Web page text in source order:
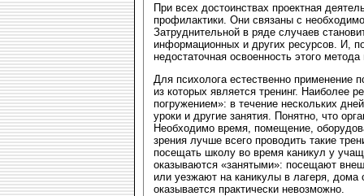
При всех достоинствах проектная
профилактики. Они связаны с
Затруднительной в ряде случаев
информационных и других ресурсов. И,
недостаточная освоенность этого метода
Для психолога естественно применение
из которых является тренинг. Наиболее
погружением»: в течение нескольких
уроки и другие занятия. Понятно, что
Необходимо время, помещение,
зрения лучше всего проводить такие
посещать школу во время каникул у
оказываются «занятыми»: посещают
или уезжают на каникулы в лагеря, дома
оказывается практически невозможно.